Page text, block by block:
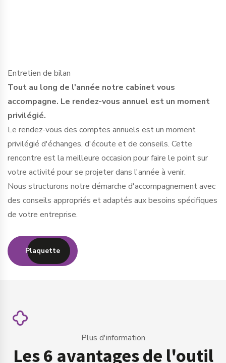
Entretien de bilan
Tout au long de l'année notre cabinet vous
accompagne. Le rendez-vous annuel est un moment
privilégié.
Le rendez-vous des comptes annuels est un moment
privilégié d'échanges, d'écoute et de conseils. Cette
rencontre est la meilleure occasion pour faire le point sur
votre activité pour se projeter dans l'année à venir.
Nous structurons notre démarche d'accompagnement avec
des conseils appropriés et adaptés aux besoins spécifiques
de votre entreprise.
Plaquette
Plus d'information
Les 6 avantages de l'outil